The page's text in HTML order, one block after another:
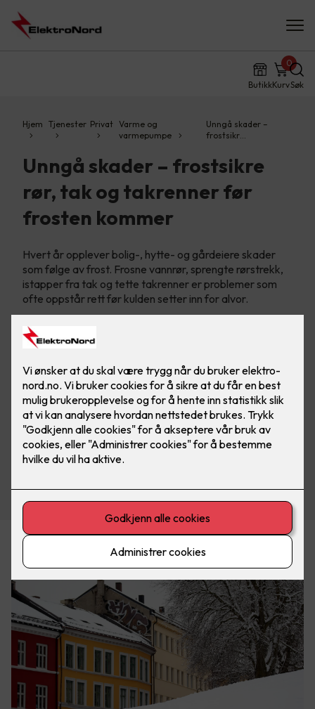
ButikkKurv
0
Søk
Hjem Tjenester Privat Varme og
varmepumpe
Unngå skader –
frostsikr…
Unngå skader – frostsikre
rør, tak og takrenner før
frosten kommer
Hvert år opplever bolig-, hytte- og gårdeiere skader
som følge av frost. Frosne vannrør, sprengte rørstrekk,
istapper fra tak og tette takrenner er problemer som
ofte oppstår rett før kulden setter inn for alvor.